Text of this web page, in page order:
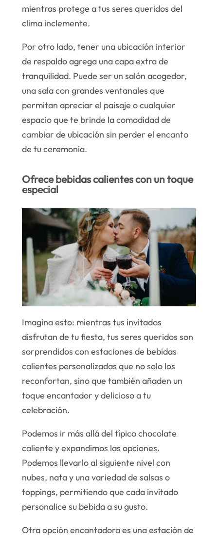
mientras protege a tus seres queridos del
clima inclemente.
Por otro lado, tener una ubicación interior
de respaldo agrega una capa extra de
tranquilidad. Puede ser un salón acogedor,
una sala con grandes ventanales que
permitan apreciar el paisaje o cualquier
espacio que te brinde la comodidad de
cambiar de ubicación sin perder el encanto
de tu ceremonia.
Ofrece bebidas calientes con un toque
especial
Imagina esto: mientras tus invitados
disfrutan de tu fiesta, tus seres queridos son
sorprendidos con estaciones de bebidas
calientes personalizadas que no solo los
reconfortan, sino que también añaden un
toque encantador y delicioso a tu
celebración.
Podemos ir más allá del típico chocolate
caliente y expandimos las opciones.
Podemos llevarlo al siguiente nivel con
nubes, nata y una variedad de salsas o
toppings, permitiendo que cada invitado
personalice su bebida a su gusto.
Otra opción encantadora es una estación de